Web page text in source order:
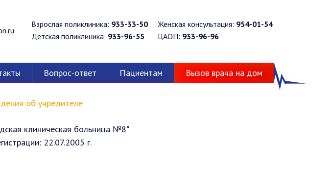
Взрослая поликлиника: 933-33-50
Детская поликлиника: 933-96-55
Женская консультация: 954-01-54
ЦАОП: 933-96-96
Вопрос-ответ Пациентам Вызов врача на дом
об учредителе
клиническая больница №8"
22.07.2005 г.